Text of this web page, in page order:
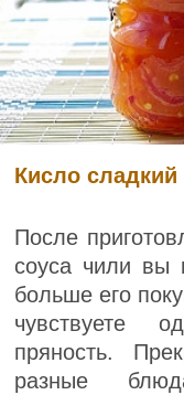
Кисло
После
соуса чили вы
больше его
чувствуете
пряность.
разные